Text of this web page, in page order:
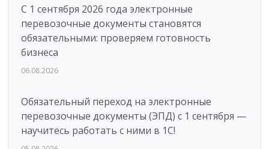
С 1 сентября 2026 года электронные
перевозочные документы становятся
обязательными: проверяем готовность
бизнеса
06.08.2026
Обязательный переход на электронные
перевозочные документы (ЭПД) с 1 сентября —
научитесь работать с ними в 1С!